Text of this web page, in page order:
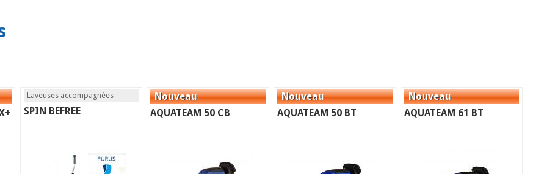
Laveuses accompagnées
SPIN BEFREE AQUATEAM 50 CB AQUATEAM 50 BT AQUATEAM 61 BT